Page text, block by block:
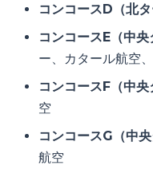
コンコースD（北タ
コンコースE（中央
ー、カタール航空
コンコースF（中央
空
コンコースG（中
航空